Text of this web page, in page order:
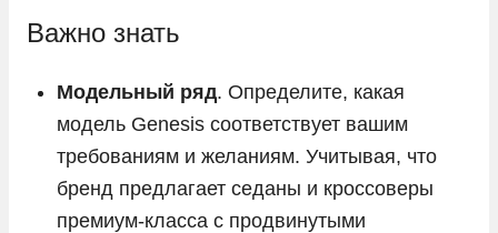
Toyota
Volkswagen
Volvo
Vortex
Voyah
Важно знать
Модельный ряд. Определите, какая
модель Genesis соответствует вашим
требованиям и желаниям. Учитывая, что
бренд предлагает седаны и кроссоверы
премиум-класса с продвинутыми